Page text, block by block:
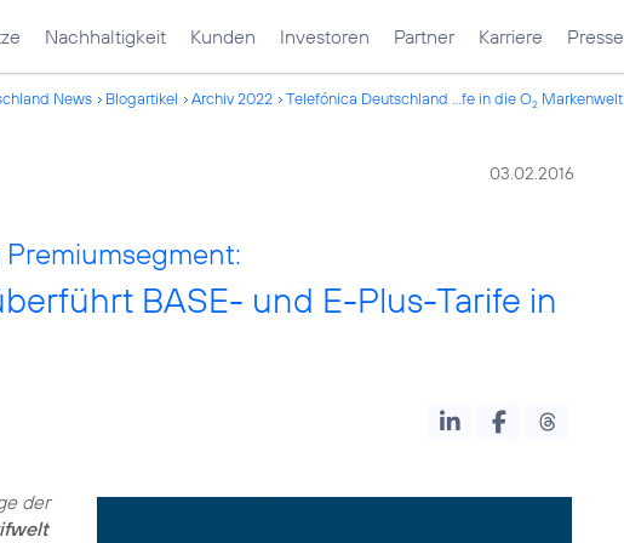
Nachhaltigkeit Kunden Investoren Partner Karriere Presse
News Blogartikel Archiv 2022 Telefónica Deutschland ...fe in die O2 Markenwelt
03.02.2016
BASE- und E-Plus-Tarife in
der